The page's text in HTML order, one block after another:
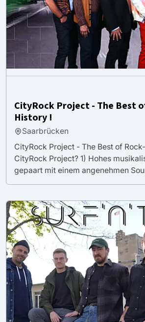
CityRock Project - The Best
History !
Saarbrücken
CityRock Project - The Best of
CityRock Project? 1) Hohes
gepaart mit einem angenehmen